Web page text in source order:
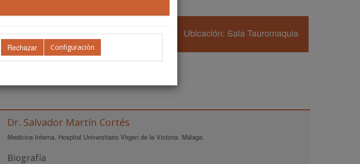
Configuración
15.45 - 17.15 h. Ubicación: Sala Tauromaquia
Dr. Salvador Martín Cortés
Medicina Interna. Hospital Universitario Virgen de la Victoria. Málaga.
Biografía